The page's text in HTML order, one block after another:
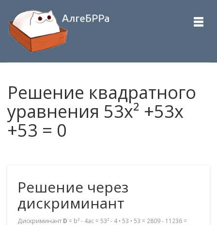
Решение квадратного
уравнения 53x² +53x
+53 = 0
Решение через
дискриминант
Дискриминант D = b² - 4ac = 53² - 4 • 53 • 53 = 2809 - 11236 =